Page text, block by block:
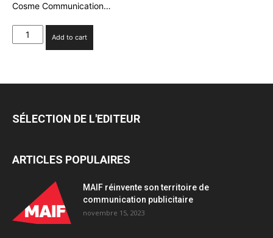
Cosme Communication…
COSME
:
créer
que
trouver
quand
j’étais
Add to cart
SÉLECTION DE L'EDITEUR
ARTICLES POPULAIRES
MAIF réinvente son territoire de
communication publicitaire
novembre 15, 2023